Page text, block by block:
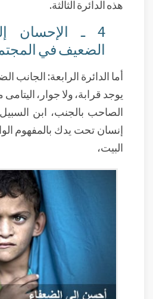
هذه الدائرة الثالثة.
4 ـ الإحسان
الضعيف في
أما الدائرة الرابعة: الجانب
يوجد قرابة، ولا جوار،
الصاحب بالجنب، ابن
إنسان تحت يدك بالمفهوم
البيت،